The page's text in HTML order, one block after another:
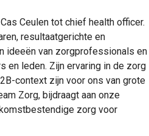
Ceulen tot chief health officer.
resultaatgerichte en
ideeën van zorgprofessionals en
en leden. Zijn ervaring in de zorg
context zijn voor ons van grote
Zorg, bijdraagt aan onze
zorg voor